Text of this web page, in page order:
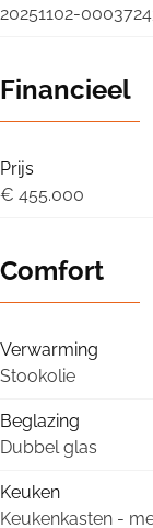
20251102-
Financieel
Prijs
€ 455.000
Comfort
Verwarming
Stookolie
Beglazing
Dubbel glas
Keuken
Keukenkasten -